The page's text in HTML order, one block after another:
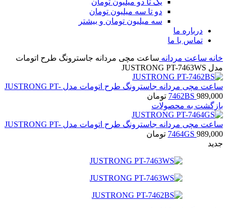
یک تا دو میلیون تومان
دو تا سه میلیون تومان
سه میلیون تومان و بیشتر
درباره ما
تماس با ما
خانه ساعت مردانه ساعت مچی مردانه جاسترونگ طرح اتومات
مدل JUSTRONG PT-7463WS
ساعت مچی مردانه جاسترونگ طرح اتومات مدل JUSTRONG PT-
7462BS 989,000
تومان
بازگشت به محصولات
ساعت مچی مردانه جاسترونگ طرح اتومات مدل JUSTRONG PT-
7464GS 989,000
تومان
جدید